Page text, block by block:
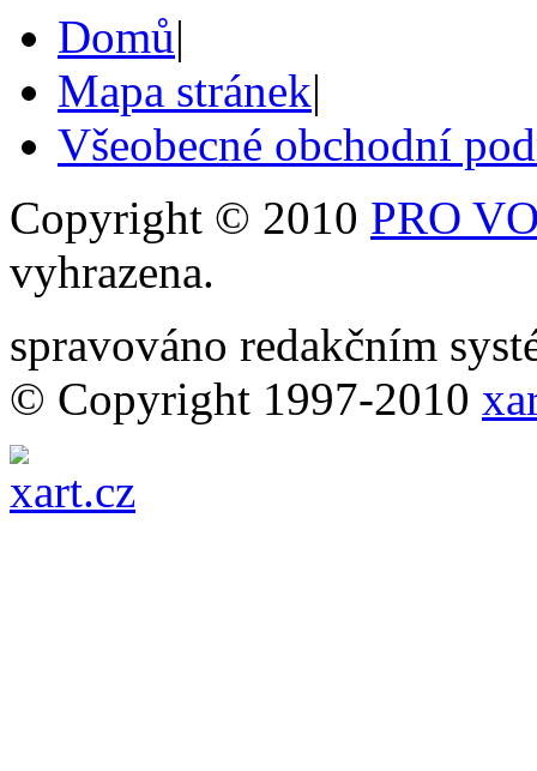
Domů|
Mapa stránek|
Všeobecné obchodní
Copyright © 2010 PRO
vyhrazena.
spravováno redakčním
© Copyright 1997-2010